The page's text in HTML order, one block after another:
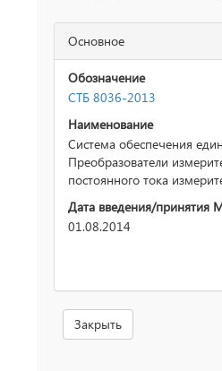
Основное
Обозначение
СТБ 8036-2013
Наименование
Система обеспечения
Преобразователи
постоянного тока
Дата введения/принятия
01.08.2014
Закрыть